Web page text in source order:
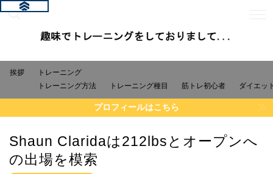
挨拶
トレーニング
トレーニング方法
トレーニング種目 筋トレ初心者 ダイエッ
プロフィールはこちら
Shaun Claridaは212lbsとオープンへ
の出場を模索